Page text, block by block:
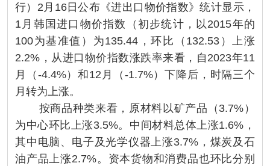
行）2月16日公布《进出口物价指数》统计显示，
1月韩国进口物价指数（初步统计，以2015年的
100为基准值）为135.44，环比（132.53）上涨
2.2%，从进口物价指数涨跌率来看，自2023年11
月（-4.4%）和12月（-1.7%）下降后，时隔三个
月转为上涨。
按商品种类来看，原材料以矿产品（3.7%）
为中心环比上涨3.5%。中间材料总体上涨1.6%，
其中电脑、电子及光学仪器上涨3.7%，煤炭及石
油产品上涨2.7%。资本货物和消费品也环比分别